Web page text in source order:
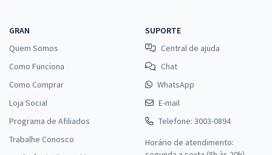
GRAN
Quem Somos
Como Funciona
Como Comprar
Loja Social
Programa de Afiliados
Trabalhe Conosco
SUPORTE
Central de ajuda
Chat
WhatsApp
E-mail
Telefone: 3003-0894
Horário de atendimento: